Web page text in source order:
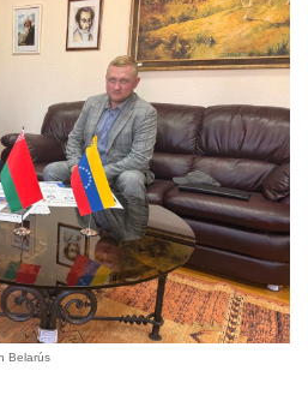
Belarús